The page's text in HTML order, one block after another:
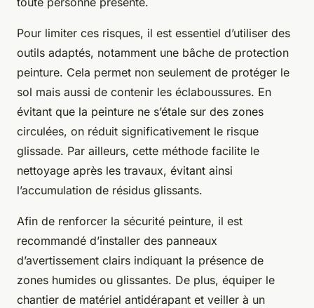
Pour limiter ces risques, il est essentiel d’utiliser des
outils adaptés, notamment une bâche de protection
peinture. Cela permet non seulement de protéger le
sol mais aussi de contenir les éclaboussures. En
évitant que la peinture ne s’étale sur des zones
circulées, on réduit significativement le risque
glissade. Par ailleurs, cette méthode facilite le
nettoyage après les travaux, évitant ainsi
l’accumulation de résidus glissants.
Afin de renforcer la sécurité peinture, il est
recommandé d’installer des panneaux
d’avertissement clairs indiquant la présence de
zones humides ou glissantes. De plus, équiper le
chantier de matériel antidérapant et veiller à un